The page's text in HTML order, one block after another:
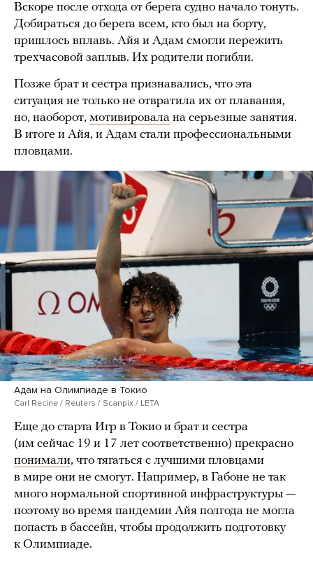
Вскоре после отхода от берега судно начало тонуть.
Добираться до берега всем, кто был на борту,
пришлось вплавь. Айя и Адам смогли пережить
трехчасовой заплыв. Их родители погибли.
Позже брат и сестра признавались, что эта
ситуация не только не отвратила их от плавания,
но, наоборот, мотивировала на серьезные занятия.
В итоге и Айя, и Адам стали профессиональными
пловцами.
Адам на Олимпиаде в Токио
Carl Recine / Reuters / Scanpix / LETA
Еще до старта Игр в Токио и брат и сестра
(им сейчас 19 и 17 лет соответственно) прекрасно
понимали, что тягаться с лучшими пловцами
в мире они не смогут. Например, в Габоне не так
много нормальной спортивной инфраструктуры —
поэтому во время пандемии Айя полгода не могла
попасть в бассейн, чтобы продолжить подготовку
к Олимпиаде.